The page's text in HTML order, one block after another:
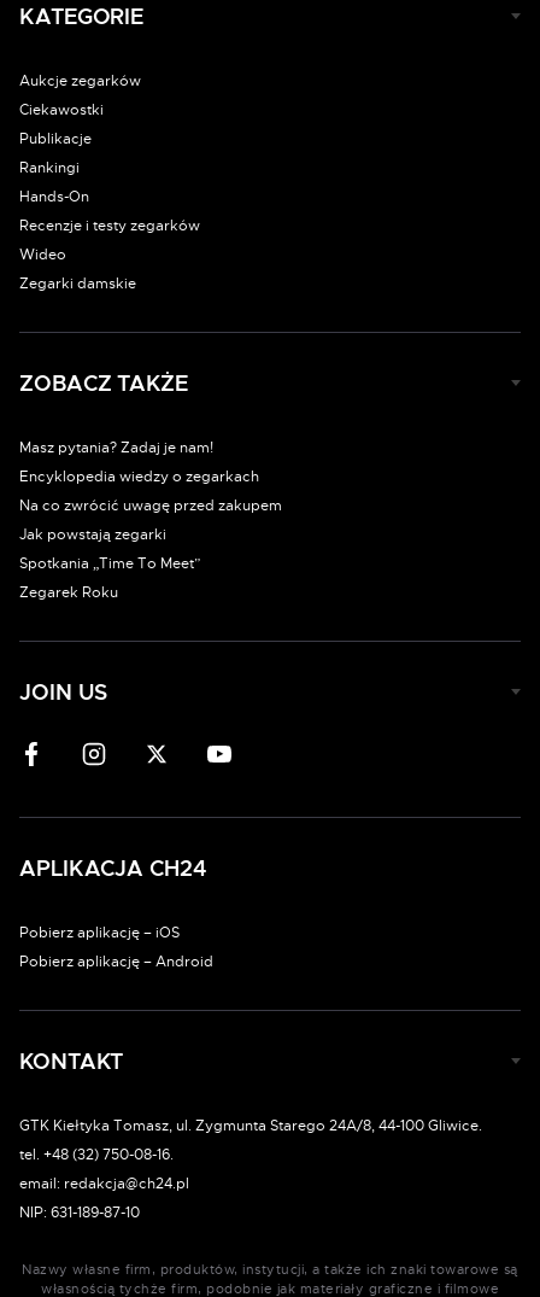
KATEGORIE
Aukcje zegarków
Ciekawostki
Publikacje
Rankingi
Hands-On
Recenzje i testy zegarków
Wideo
Zegarki damskie
ZOBACZ TAKŻE
Masz pytania? Zadaj je nam!
Encyklopedia wiedzy o zegarkach
Na co zwrócić uwagę przed zakupem
Jak powstają zegarki
Spotkania „Time To Meet”
Zegarek Roku
JOIN US
APLIKACJA CH24
Pobierz aplikację – iOS
Pobierz aplikację – Android
KONTAKT
GTK Kiełtyka Tomasz, ul. Zygmunta Starego 24A/8, 44-100 Gliwice.
tel. +48 (32) 750-08-16.
email: redakcja@ch24.pl
NIP: 631-189-87-10
Nazwy własne firm, produktów, instytucji, a także ich znaki towarowe są
własnością tychże firm, podobnie jak materiały graficzne i filmowe